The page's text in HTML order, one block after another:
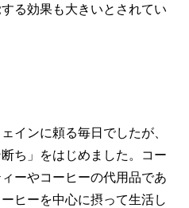
る効果も大きいとされてい
インに頼る毎日でしたが、
ち」をはじめました。コー
ーやコーヒーの代用品であ
ヒーを中心に摂って生活し